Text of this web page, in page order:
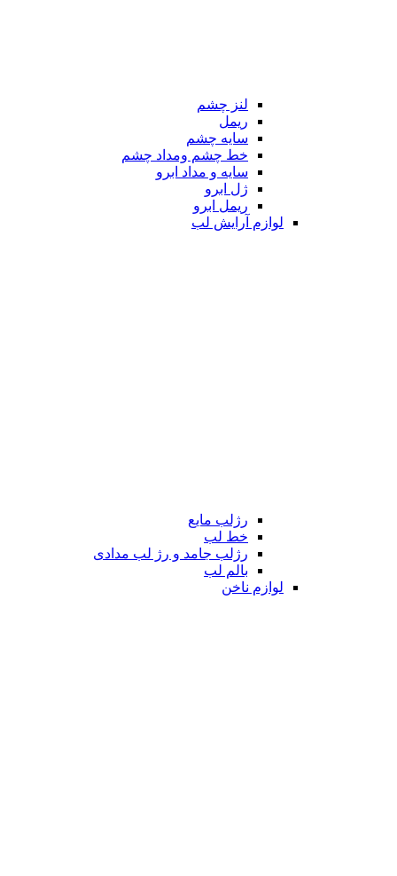
لنز چشم
ریمل
سایه چشم
خط چشم ومداد چشم
سایه و مداد ابرو
ژل ابرو
ریمل ابرو
لوازم آرایش لب
رژلب مایع
خط لب
رژلب جامد و رژ لب مدادی
بالم لب
لوازم ناخن